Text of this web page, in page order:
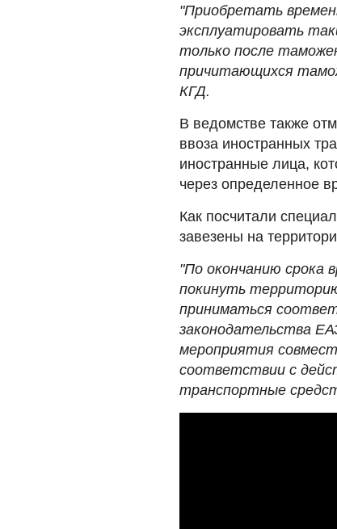
"Приобретать
эксплуатировать
только после
причитающихся
КГД.
В ведомстве также
ввоза иностранных
иностранные лица,
через определенное
Как посчитали
завезены на
"По окончанию срока
покинуть
приниматься
законодательства
мероприятия
соответствии с
транспортные